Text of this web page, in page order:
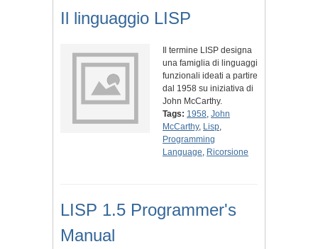
Il linguaggio LISP
Il termine LISP designa
una famiglia di linguaggi
funzionali ideati a partire
dal 1958 su iniziativa di
John McCarthy.
Tags: 1958, John
McCarthy, Lisp,
Programming
Language, Ricorsione
LISP 1.5 Programmer's
Manual